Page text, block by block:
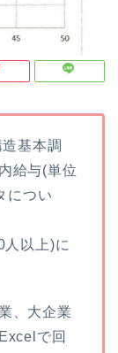
基本調
給与(単位
につい
人以上)に
、大企業
で回